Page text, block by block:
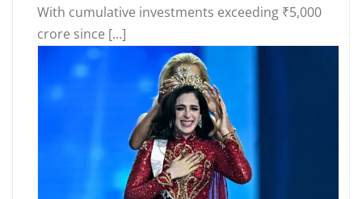
With cumulative investments exceeding ₹5,000
crore since […]